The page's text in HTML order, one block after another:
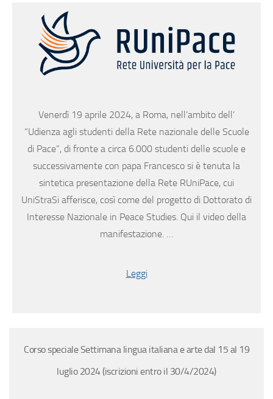
Venerdì 19 aprile 2024, a Roma, nell’ambito dell’
“Udienza agli studenti della Rete nazionale delle Scuole
di Pace”, di fronte a circa 6.000 studenti delle scuole e
successivamente con papa Francesco si è tenuta la
sintetica presentazione della Rete RUniPace, cui
UniStraSi afferisce, così come del progetto di Dottorato di
Interesse Nazionale in Peace Studies. Qui il video della
manifestazione. …
Leggi
Corso speciale Settimana lingua italiana e arte dal 15 al 19
luglio 2024 (iscrizioni entro il 30/4/2024)